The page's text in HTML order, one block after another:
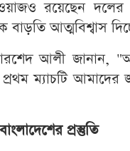
রয়েছেন
বাড়তি আত্মবিশ্বাস
আলী জানান,
প্রথম ম্যাচটি
প্রস্তুতি